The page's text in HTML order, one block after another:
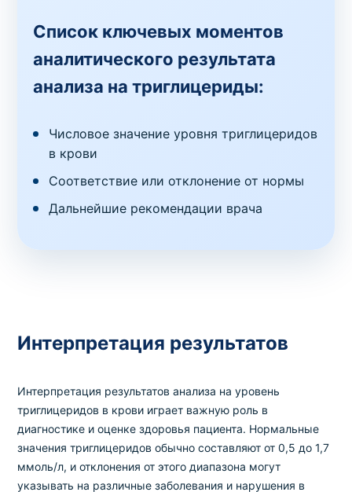
Список ключевых моментов
аналитического результата
анализа на триглицериды:
Числовое значение уровня триглицеридов
в крови
Соответствие или отклонение от нормы
Дальнейшие рекомендации врача
Интерпретация результатов
Интерпретация результатов анализа на уровень
триглицеридов в крови играет важную роль в
диагностике и оценке здоровья пациента. Нормальные
значения триглицеридов обычно составляют от 0,5 до 1,7
ммоль/л, и отклонения от этого диапазона могут
указывать на различные заболевания и нарушения в